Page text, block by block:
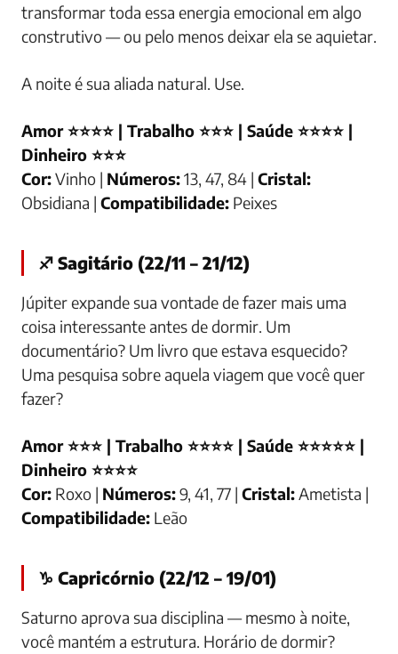
transformar toda essa energia emocional em algo
construtivo — ou pelo menos deixar ela se aquietar.
A noite é sua aliada natural. Use.
Amor ⭐⭐⭐⭐ | Trabalho ⭐⭐⭐ | Saúde ⭐⭐⭐⭐ |
Dinheiro ⭐⭐⭐
Cor:Vinho | Números:13, 47, 84 | Cristal:
Obsidiana | Compatibilidade: Peixes
♐ Sagitário (22/11 – 21/12)
Júpiter expande sua vontade de fazer mais uma
coisa interessante antes de dormir. Um
documentário? Um livro que estava esquecido?
Uma pesquisa sobre aquela viagem que você quer
fazer?
Amor ⭐⭐⭐ | Trabalho ⭐⭐⭐⭐ | Saúde ⭐⭐⭐⭐⭐ |
Dinheiro ⭐⭐⭐⭐
Cor: Roxo | Números:9, 41, 77 | Cristal:Ametista |
Compatibilidade: Leão
♑ Capricórnio (22/12 – 19/01)
Saturno aprova sua disciplina — mesmo à noite,
você mantém a estrutura. Horário de dormir?